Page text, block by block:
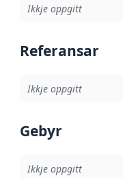
Ikkje oppgitt
Referansar
Ikkje oppgitt
Gebyr
Ikkje oppgitt